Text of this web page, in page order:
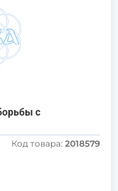
с
Код товара: 2018579